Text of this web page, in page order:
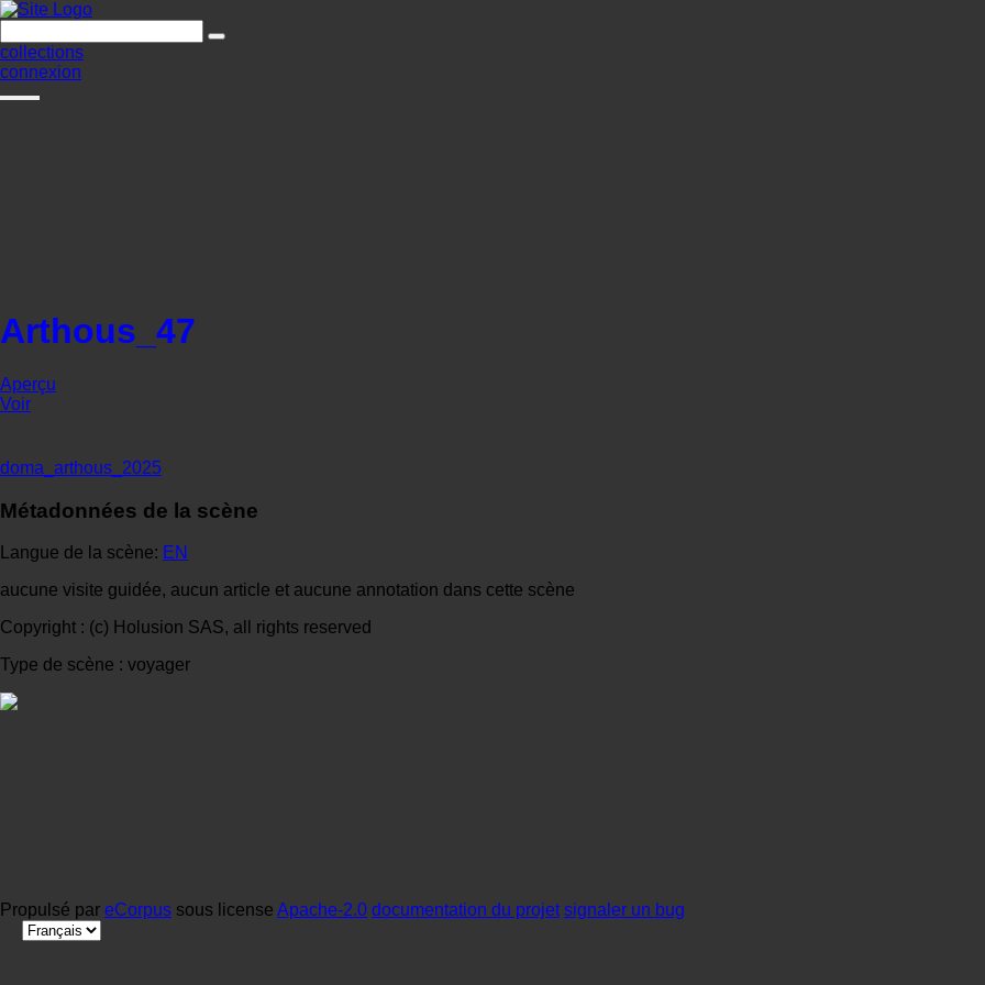
collections
connexion
Arthous_47
Aperçu
Voir
doma_arthous_2025
Métadonnées de la scène
Langue de la scène: EN
aucune visite guidée, aucun article et aucune annotation dans cette scène
Copyright : (c) Holusion SAS, all rights reserved
Type de scène : voyager
Propulsé par eCorpus sous license Apache-2.0 documentation du projet signaler un bug